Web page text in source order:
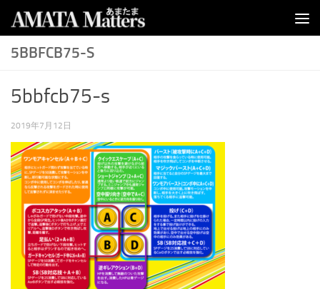
コンテンツへスキップ
5BBFCB75-S
5bbfcb75-s
2019年7月12日